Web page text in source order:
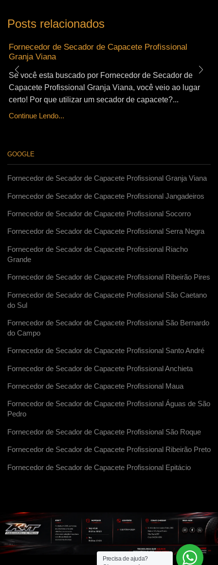
Posts relacionados
Fornecedor de Secador de Capacete Profissional
Granja Viana
Se você esta buscado por Fornecedor de Secador de
Capacete Profissional Granja Viana, você veio ao lugar
certo! Por que utilizar um secador de capacete?...
Continue Lendo...
GOOGLE
Fornecedor de Secador de Capacete Profissional Granja Viana
Fornecedor de Secador de Capacete Profissional Jangadeiros
Fornecedor de Secador de Capacete Profissional Socorro
Fornecedor de Secador de Capacete Profissional Serra Negra
Fornecedor de Secador de Capacete Profissional Riacho
Grande
Fornecedor de Secador de Capacete Profissional Ribeirão Pires
Fornecedor de Secador de Capacete Profissional São Caetano
do Sul
Fornecedor de Secador de Capacete Profissional São Bernardo
do Campo
Fornecedor de Secador de Capacete Profissional Santo André
Fornecedor de Secador de Capacete Profissional Anchieta
Fornecedor de Secador de Capacete Profissional Maua
Fornecedor de Secador de Capacete Profissional Águas de São
Pedro
Fornecedor de Secador de Capacete Profissional São Roque
Fornecedor de Secador de Capacete Profissional Ribeirão Preto
Fornecedor de Secador de Capacete Profissional Epitácio
Precisa de ajuda?